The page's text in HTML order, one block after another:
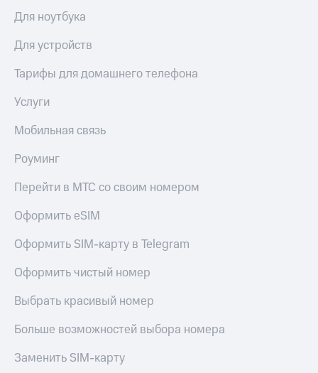
Для ноутбука
Для устройств
Тарифы для домашнего телефона
Услуги
Мобильная связь
Роуминг
Перейти в МТС со своим номером
Оформить eSIM
Оформить SIM-карту в Telegram
Оформить чистый номер
Выбрать красивый номер
Больше возможностей выбора номера
Заменить SIM-карту